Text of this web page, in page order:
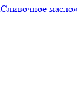
масло»